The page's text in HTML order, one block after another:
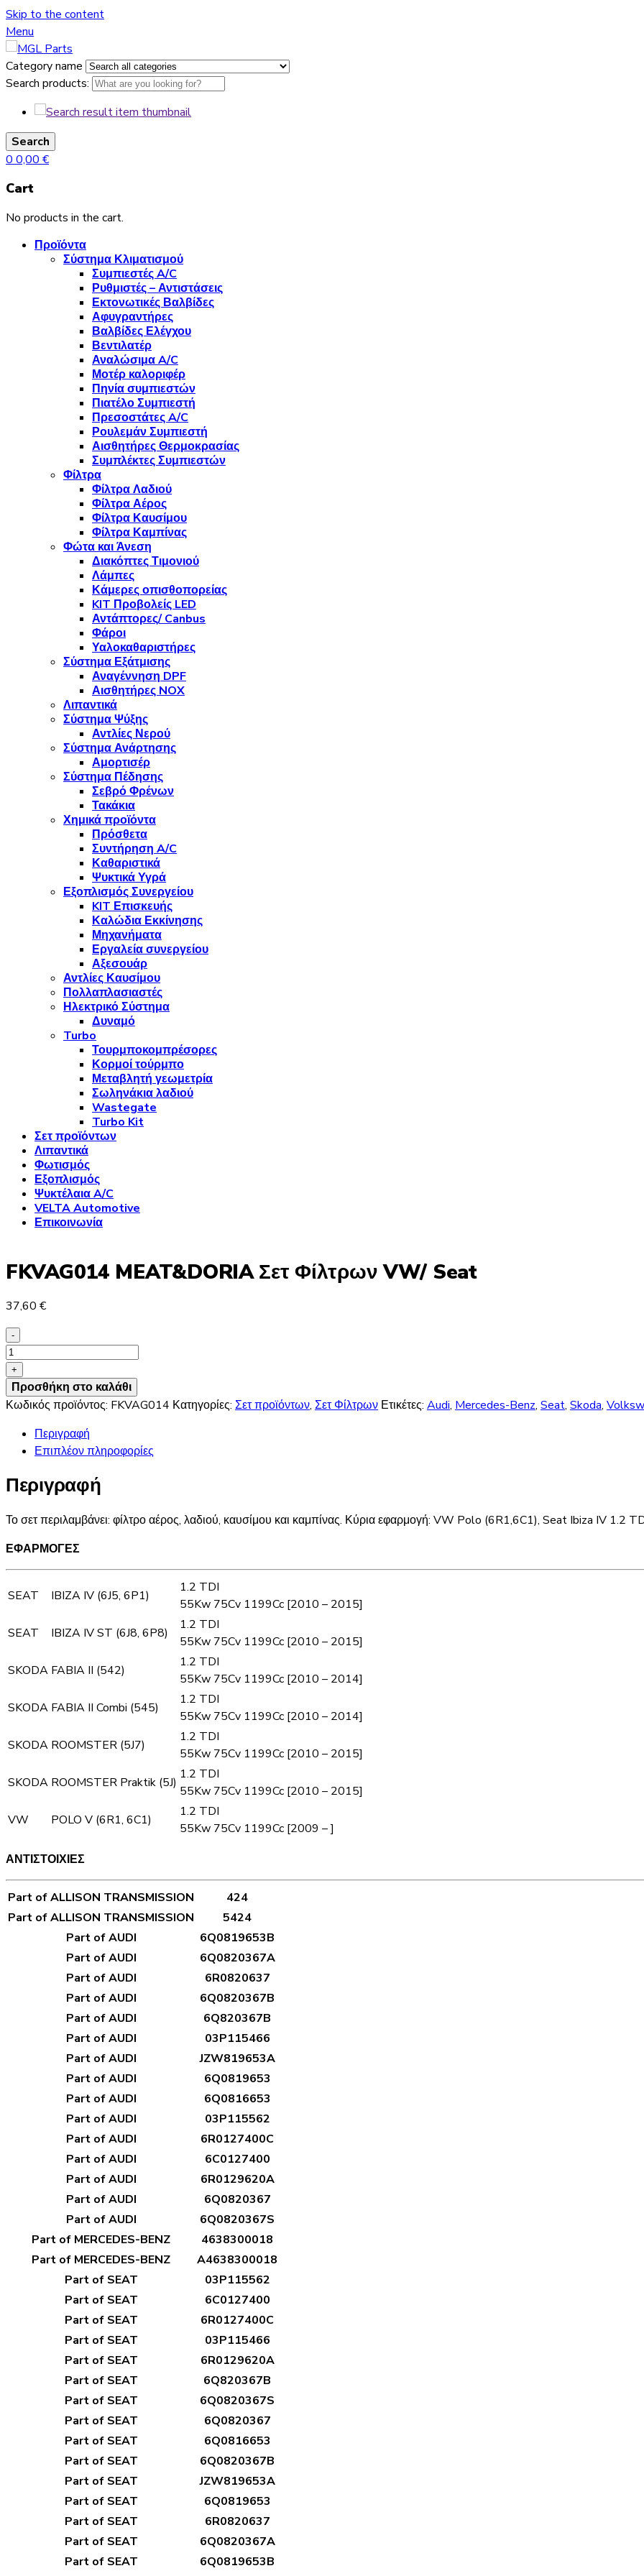
Skip to the content
Menu
Category name
Search products:
Search
0 0,00 €
Cart
No products in the cart.
Προϊόντα
Σύστημα Κλιματισμού
Συμπιεστές A/C
Ρυθμιστές – Αντιστάσεις
Εκτονωτικές Βαλβίδες
Αφυγραντήρες
Βαλβίδες Ελέγχου
Βεντιλατέρ
Αναλώσιμα A/C
Μοτέρ καλοριφέρ
Πηνία συμπιεστών
Πιατέλο Συμπιεστή
Πρεσοστάτες A/C
Ρουλεμάν Συμπιεστή
Αισθητήρες Θερμοκρασίας
Συμπλέκτες Συμπιεστών
Φίλτρα
Φίλτρα Λαδιού
Φίλτρα Αέρος
Φίλτρα Καυσίμου
Φίλτρα Καμπίνας
Φώτα και Άνεση
Διακόπτες Τιμονιού
Λάμπες
Κάμερες οπισθοπορείας
KIT Προβολείς LED
Αντάπτορες/ Canbus
Φάροι
Υαλοκαθαριστήρες
Σύστημα Εξάτμισης
Αναγέννηση DPF
Αισθητήρες NOX
Λιπαντικά
Σύστημα Ψύξης
Αντλίες Νερού
Σύστημα Ανάρτησης
Αμορτισέρ
Σύστημα Πέδησης
Σεβρό Φρένων
Τακάκια
Χημικά προϊόντα
Πρόσθετα
Συντήρηση A/C
Καθαριστικά
Ψυκτικά Υγρά
Εξοπλισμός Συνεργείου
KIT Επισκευής
Καλώδια Εκκίνησης
Μηχανήματα
Εργαλεία συνεργείου
Αξεσουάρ
Αντλίες Καυσίμου
Πολλαπλασιαστές
Ηλεκτρικό Σύστημα
Δυναμό
Turbo
Τουρμποκομπρέσορες
Κορμοί τούρμπο
Μεταβλητή γεωμετρία
Σωληνάκια λαδιού
Wastegate
Turbo Kit
Σετ προϊόντων
Λιπαντικά
Φωτισμός
Εξοπλισμός
Ψυκτέλαια A/C
VELTA Automotive
Επικοινωνία
FKVAG014 MEAT&DORIA Σετ Φίλτρων VW/ Seat
37,60 €
-
FKVAG014
MEAT&DORIA
Σετ
Φίλτρων
Seat
ποσότητα
+
Προσθήκη στο καλάθι
Κωδικός προϊόντος: FKVAG014 Κατηγορίες: Σετ προϊόντων, Σετ Φίλτρων Ετικέτες: Audi, Mercedes-Benz, Seat, Skoda,
Περιγραφή
Επιπλέον πληροφορίες
Περιγραφή
Το σετ περιλαμβάνει: φίλτρο αέρος, λαδιού, καυσίμου και καμπίνας. Κύρια εφαρμογή: VW Polo (6R1,6C1), Seat Ibiza IV 1.2
ΕΦΑΡΜΟΓΕΣ
SEAT IBIZA IV (6J5, 6P1)
1.2 TDI
55Kw 75Cv 1199Cc [2010 – 2015]
SEAT
IBIZA IV ST (6J8, 6P8)
1.2 TDI
55Kw 75Cv 1199Cc [2010 – 2015]
SKODA FABIA II (542)
1.2 TDI
55Kw 75Cv 1199Cc [2010 – 2014]
SKODA FABIA II Combi (545)
1.2 TDI
55Kw 75Cv 1199Cc [2010 – 2014]
SKODA ROOMSTER (5J7)
1.2 TDI
55Kw 75Cv 1199Cc [2010 – 2015]
SKODA ROOMSTER Praktik (5J)
1.2 TDI
55Kw 75Cv 1199Cc [2010 – 2015]
VW
POLO V (6R1, 6C1)
1.2 TDI
55Kw 75Cv 1199Cc [2009 – ]
ΑΝΤΙΣΤΟΙΧΙΕΣ
Part of ALLISON TRANSMISSION
424
Part of ALLISON TRANSMISSION
5424
Part of AUDI
6Q0819653B
Part of AUDI
6Q0820367A
Part of AUDI
6R0820637
Part of AUDI
6Q0820367B
Part of AUDI
6Q820367B
Part of AUDI
03P115466
Part of AUDI
JZW819653A
Part of AUDI
6Q0819653
Part of AUDI
6Q0816653
Part of AUDI
03P115562
Part of AUDI
6R0127400C
Part of AUDI
6C0127400
Part of AUDI
6R0129620A
Part of AUDI
6Q0820367
Part of AUDI
6Q0820367S
Part of MERCEDES-BENZ
4638300018
Part of MERCEDES-BENZ
A4638300018
Part of SEAT
03P115562
Part of SEAT
6C0127400
Part of SEAT
6R0127400C
Part of SEAT
03P115466
Part of SEAT
6R0129620A
Part of SEAT
6Q820367B
Part of SEAT
6Q0820367S
Part of SEAT
6Q0820367
Part of SEAT
6Q0816653
Part of SEAT
6Q0820367B
Part of SEAT
JZW819653A
Part of SEAT
6Q0819653
Part of SEAT
6R0820637
Part of SEAT
6Q0820367A
Part of SEAT
6Q0819653B